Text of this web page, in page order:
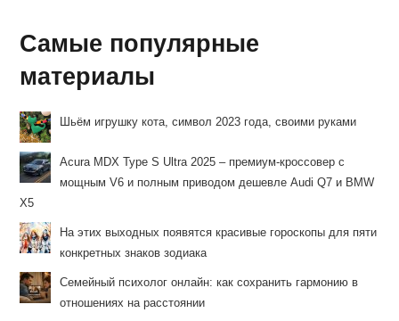
Самые популярные
материалы
Шьём игрушку кота, символ 2023 года, своими руками
Acura MDX Type S Ultra 2025 – премиум-кроссовер с
мощным V6 и полным приводом дешевле Audi Q7 и BMW
X5
На этих выходных появятся красивые гороскопы для пяти
конкретных знаков зодиака
Семейный психолог онлайн: как сохранить гармонию в
отношениях на расстоянии